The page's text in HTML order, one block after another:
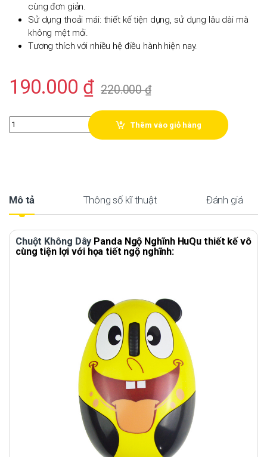
cùng đơn giản.
Sử dụng thoải mái: thiết kế tiện dụng, sử dụng lâu dài mà
không mệt mỏi.
Tương thích với nhiều hệ điều hành hiện nay.
190.000 ₫ 220.000₫
Quantity
Thêm vào giỏ hàng
Mô tả Thông số kĩ thuật Đánh giá
Chuột Không Dây Panda Ngộ Nghĩnh HuQu thiết kế vô
cùng tiện lợi với họa tiết ngộ nghĩnh: